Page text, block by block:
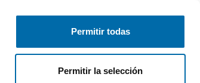
Permitir todas
Permitir la selección
Publica gratis Inicia sesión